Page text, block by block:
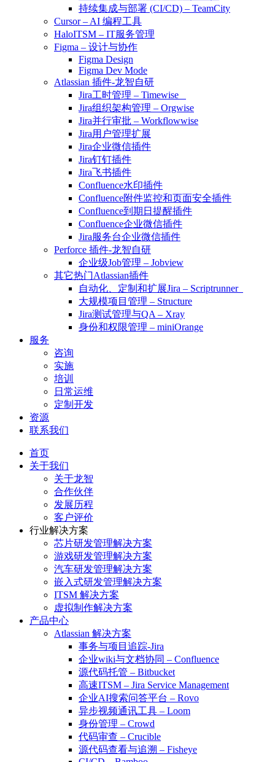
持续集成与部署 (CI/CD) – TeamCity
Cursor – AI 编程工具
HaloITSM – IT服务管理
Figma – 设计与协作
Figma Design
Figma Dev Mode
Atlassian 插件-龙智自研
Jira工时管理 – Timewise
Jira组织架构管理 – Orgwise
Jira并行审批 – Workflowwise
Jira用户管理扩展
Jira企业微信插件
Jira钉钉插件
Jira飞书插件
Confluence水印插件
Confluence附件监控和页面安全插件
Confluence到期日提醒插件
Confluence企业微信插件
Jira服务台企业微信插件
Perforce 插件-龙智自研
企业级Job管理 – Jobview
其它热门Atlassian插件
自动化、定制和扩展Jira – Scriptrunner
大规模项目管理 – Structure
Jira测试管理与QA – Xray
身份和权限管理 – miniOrange
服务
咨询
实施
培训
日常运维
定制开发
资源
联系我们
首页
关于我们
关于龙智
合作伙伴
发展历程
客户评价
行业解决方案
芯片研发管理解决方案
游戏研发管理解决方案
汽车研发管理解决方案
嵌入式研发管理解决方案
ITSM 解决方案
虚拟制作解决方案
产品中心
Atlassian 解决方案
事务与项目追踪-Jira
企业wiki与文档协同 – Confluence
源代码托管 – Bitbucket
高速ITSM – Jira Service Management
企业AI搜索问答平台 – Rovo
异步视频通讯工具 – Loom
身份管理 – Crowd
代码审查 – Crucible
源代码查看与追溯 – Fisheye